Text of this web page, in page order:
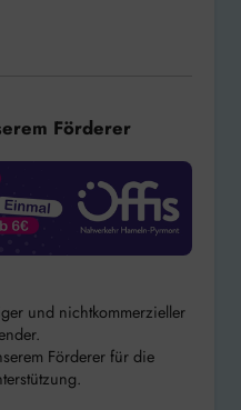
Förderer
und nichtkommerzieller
Förderer für die